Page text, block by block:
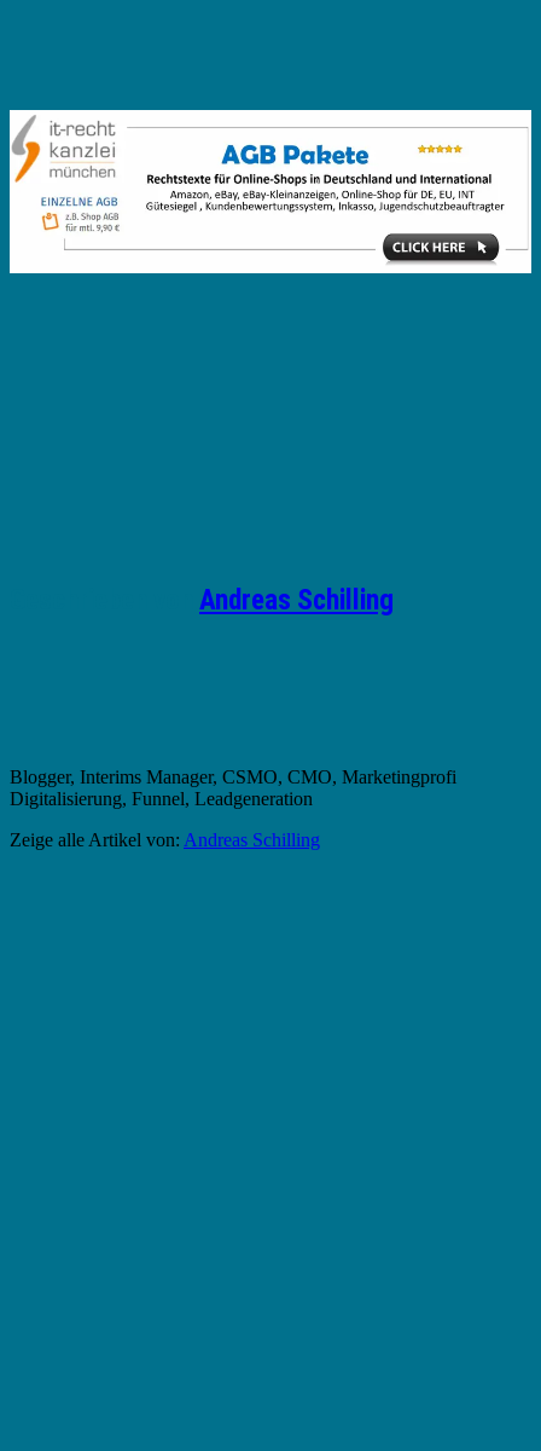
Andreas Schilling
Blogger, Interims Manager, CSMO, CMO, Marketingprofi
Digitalisierung, Funnel, Leadgeneration
Zeige alle Artikel von: Andreas Schilling